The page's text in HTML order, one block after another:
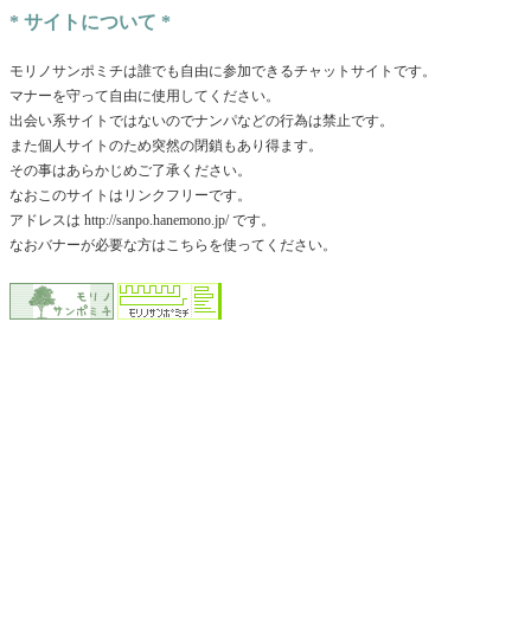
* サイトについて *
モリノサンポミチは誰でも自由に参加できるチャットサイトです。
マナーを守って自由に使用してください。
出会い系サイトではないのでナンパなどの行為は禁止です。
また個人サイトのため突然の閉鎖もあり得ます。
その事はあらかじめご了承ください。
なおこのサイトはリンクフリーです。
アドレスは http://sanpo.hanemono.jp/ です。
なおバナーが必要な方はこちらを使ってください。